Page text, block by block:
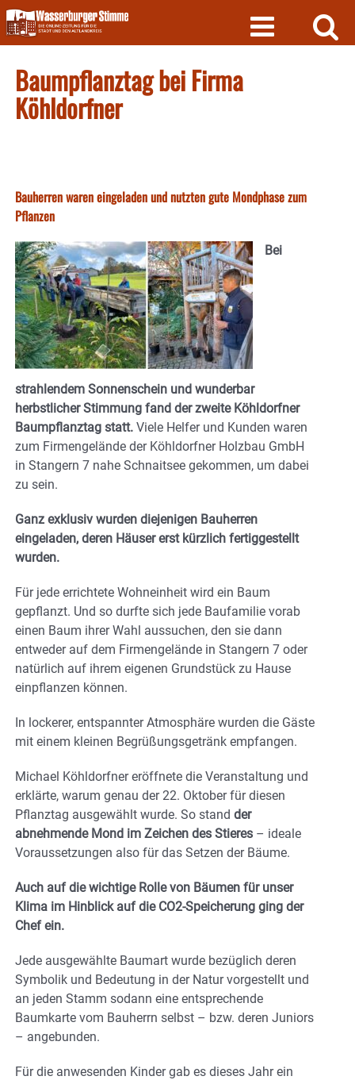
Skip
to
content
Baumpflanztag bei Firma
Köhldorfner
Bauherren waren eingeladen und nutzten gute Mondphase zum
Pflanzen
Bei
strahlendem Sonnenschein und wunderbar
herbstlicher Stimmung fand der zweite Köhldorfner
Baumpflanztag statt. Viele Helfer und Kunden waren
zum Firmengelände der Köhldorfner Holzbau GmbH
in Stangern 7 nahe Schnaitsee gekommen, um dabei
zu sein.
Ganz exklusiv wurden diejenigen Bauherren
eingeladen, deren Häuser erst kürzlich fertiggestellt
wurden.
Für jede errichtete Wohneinheit wird ein Baum
gepflanzt. Und so durfte sich jede Baufamilie vorab
einen Baum ihrer Wahl aussuchen, den sie dann
entweder auf dem Firmengelände in Stangern 7 oder
natürlich auf ihrem eigenen Grundstück zu Hause
einpflanzen können.
In lockerer, entspannter Atmosphäre wurden die Gäste
mit einem kleinen Begrüßungsgetränk empfangen.
Michael Köhldorfner eröffnete die Veranstaltung und
erklärte, warum genau der 22. Oktober für diesen
Pflanztag ausgewählt wurde. So stand der
abnehmende Mond im Zeichen des Stieres – ideale
Voraussetzungen also für das Setzen der Bäume.
Auch auf die wichtige Rolle von Bäumen für unser
Klima im Hinblick auf die CO2-Speicherung ging der
Chef ein.
Jede ausgewählte Baumart wurde bezüglich deren
Symbolik und Bedeutung in der Natur vorgestellt und
an jeden Stamm sodann eine entsprechende
Baumkarte vom Bauherrn selbst – bzw. deren Juniors
– angebunden.
Für die anwesenden Kinder gab es dieses Jahr ein